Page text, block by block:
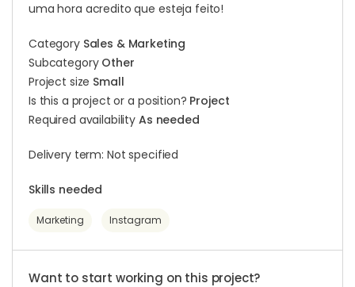
uma hora acredito que esteja feito!
Category Sales & Marketing
Subcategory Other
Project size Small
Is this a project or a position? Project
Required availability As needed
Delivery term: Not specified
Skills needed
Marketing Instagram
Want to start working on this project?